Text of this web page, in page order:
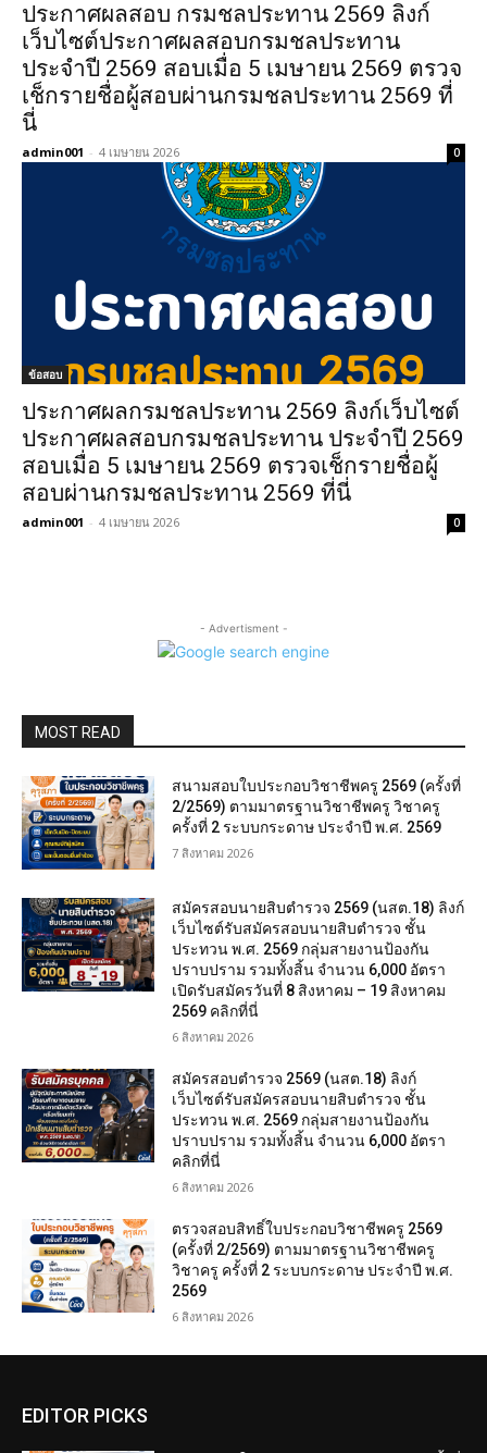
ประกาศผลสอบ กรมชลประทาน 2569 ลิงก์
เว็บไซต์ประกาศผลสอบกรมชลประทาน
ประจำปี 2569 สอบเมื่อ 5 เมษายน 2569 ตรวจ
เช็กรายชื่อผู้สอบผ่านกรมชลประทาน 2569 ที่
นี่
admin001 - 4 เมษายน 2026 0
ข้อสอบ
ประกาศผลกรมชลประทาน 2569 ลิงก์เว็บไซต์
ประกาศผลสอบกรมชลประทาน ประจำปี 2569
สอบเมื่อ 5 เมษายน 2569 ตรวจเช็กรายชื่อผู้
สอบผ่านกรมชลประทาน 2569 ที่นี่
admin001 - 4 เมษายน 2026 0
- Advertisment -
MOST READ
สนามสอบใบประกอบวิชาชีพครู 2569 (ครั้งที่
2/2569) ตามมาตรฐานวิชาชีพครู วิชาครู
ครั้งที่ 2 ระบบกระดาษ ประจำปี พ.ศ. 2569
7 สิงหาคม 2026
สมัครสอบนายสิบตำรวจ 2569 (นสต.18) ลิงก์
เว็บไซต์รับสมัครสอบนายสิบตำรวจ ชั้น
ประทวน พ.ศ. 2569 กลุ่มสายงานป้องกัน
ปราบปราม รวมทั้งสิ้น จำนวน 6,000 อัตรา
เปิดรับสมัครวันที่ 8 สิงหาคม – 19 สิงหาคม
2569 คลิกที่นี่
6 สิงหาคม 2026
สมัครสอบตํารวจ 2569 (นสต.18) ลิงก์
เว็บไซต์รับสมัครสอบนายสิบตำรวจ ชั้น
ประทวน พ.ศ. 2569 กลุ่มสายงานป้องกัน
ปราบปราม รวมทั้งสิ้น จำนวน 6,000 อัตรา
คลิกที่นี่
6 สิงหาคม 2026
ตรวจสอบสิทธิ์ใบประกอบวิชาชีพครู 2569
(ครั้งที่ 2/2569) ตามมาตรฐานวิชาชีพครู
วิชาครู ครั้งที่ 2 ระบบกระดาษ ประจำปี พ.ศ.
2569
6 สิงหาคม 2026
EDITOR PICKS